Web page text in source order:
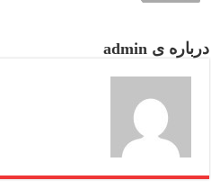
درباره ی admin